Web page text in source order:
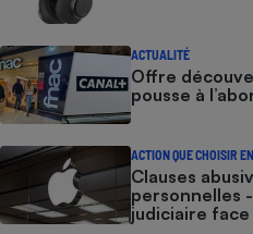
ACTUALITÉ
Offre
pousse à
ACTION QUE CHOISIR
Clauses
personnelles
judiciaire face